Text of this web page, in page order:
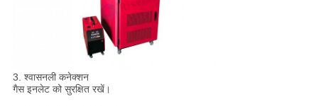
3. श्वासनली कनेक्शन
गैस इनलेट को सुरक्षित रखें।